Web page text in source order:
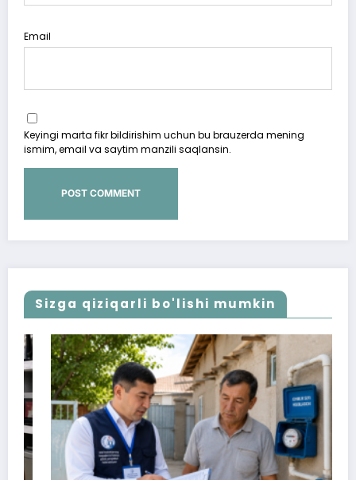
Email
Keyingi marta fikr bildirishim uchun bu brauzerda mening
ismim, email va saytim manzili saqlansin.
Sizga qiziqarli bo'lishi mumkin